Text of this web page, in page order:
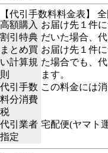
【代引手数料料金表】
高額購入
割引特典
お届け先１件
だいた場合、
まとめ買
い計算規
則
お届け先１件
た場合でも、
ます。
代引手数
料分消費
税
この料金には
代引業者
指定
宅配便(ヤマト